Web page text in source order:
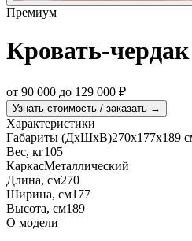
Премиум
Кровать-
от 90 000 до 129 000 ₽
Узнать стоимость / заказать →
Характеристики
Габариты (ДхШхВ)270х177х189
Вес, кг105
КаркасМеталлический
Длина, см270
Ширина, см177
Высота, см189
О модели